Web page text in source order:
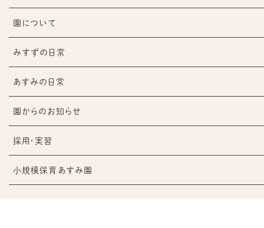
園について
みすずの日常
あすみの日常
園からのお知らせ
採用・実習
小規模保育あすみ園